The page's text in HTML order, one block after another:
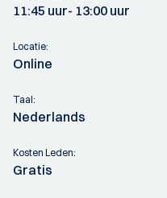
11:45 uur- 13:00 uur
Locatie:
Online
Taal:
Nederlands
Kosten Leden:
Gratis